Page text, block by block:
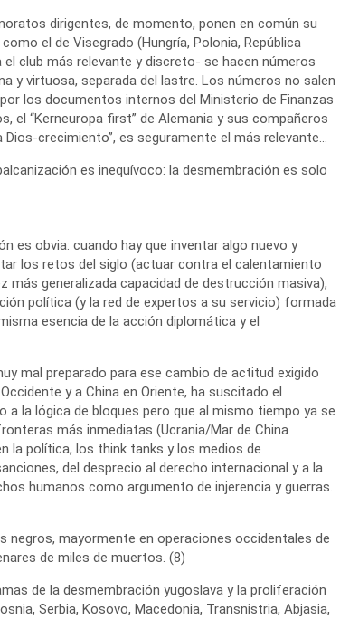
dirigentes, de momento, ponen en común su
el de Visegrado (Hungría, Polonia, República
club más relevante y discreto- se hacen números
y virtuosa, separada del lastre. Los números no salen
los documentos internos del Ministerio de Finanzas
el “Kerneuropa first” de Alemania y sus compañeros
crecimiento”, es seguramente el más relevante…
es inequívoco: la desmembración es solo
es obvia: cuando hay que inventar algo nuevo y
los retos del siglo (actuar contra el calentamiento
más generalizada capacidad de destrucción masiva),
política (y la red de expertos a su servicio) formada
esencia de la acción diplomática y el
mal preparado para ese cambio de actitud exigido
y a China en Oriente, ha suscitado el
la lógica de bloques pero que al mismo tiempo ya se
más inmediatas (Ucrania/Mar de China
la política, los think tanks y los medios de
del desprecio al derecho internacional y a la
humanos como argumento de injerencia y guerras.
mayormente en operaciones occidentales de
de miles de muertos. (8)
de la desmembración yugoslava y la proliferación
Serbia, Kosovo, Macedonia, Transnistria, Abjasia,